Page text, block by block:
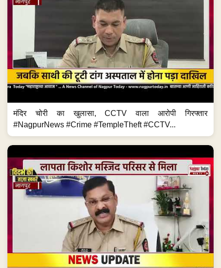
मंदिर चोरी का खुलासा, CCTV वाला आरोपी गिरफ्तार
#NagpurNews #Crime #TempleTheft #CCTV...